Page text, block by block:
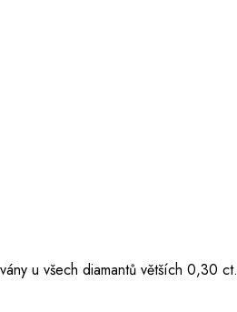
u všech diamantů větších 0,30 ct.